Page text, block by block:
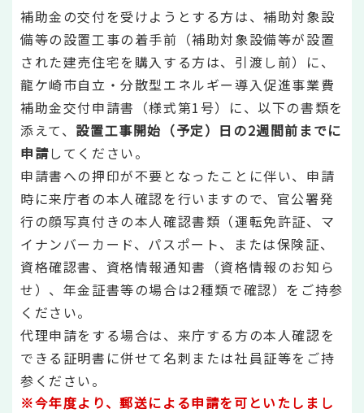
補助金の交付を受けようとする方は、補助対象設
備等の設置工事の着手前（補助対象設備等が設置
された建売住宅を購入する方は、引渡し前）に、
龍ケ崎市自立・分散型エネルギー導入促進事業費
補助金交付申請書（様式第1号）に、以下の書類を
添えて、 設置工事開始（予定）日の2週間前までに
申請してください。
申請書への押印が不要となったことに伴い、申請
時に来庁者の本人確認を行いますので、官公署発
行の顔写真付きの本人確認書類（運転免許証、マ
イナンバーカード、パスポート、または保険証、
資格確認書、資格情報通知書（資格情報のお知ら
せ）、年金証書等の場合は2種類で確認）をご持参
ください。
代理申請をする場合は、来庁する方の本人確認を
できる証明書に併せて名刺または社員証等をご持
参ください。
※今年度より、郵送による申請を可といたしまし